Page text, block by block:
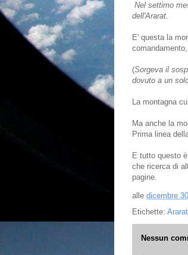
Nel settimo
dell'Ararat.
E' questa la
(Sorgeva il
dovuto a un
La montagna
Ma anche la
Prima linea
E tutto questo
che ricerca di
pagine.
alle dicembre
Etichette: Ararat
Nessun